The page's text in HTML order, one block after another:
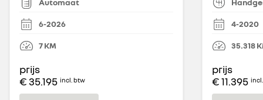
Automaat
6-2026
7KM
prijs
€ 35.195 incl. btw
4-2020
35.318
prijs
€ 11.395